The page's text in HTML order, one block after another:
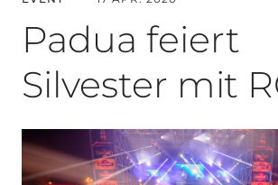
Padua feiert
Silvester mit